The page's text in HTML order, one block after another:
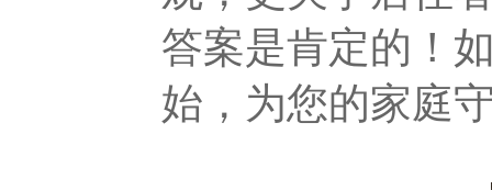
答案是肯定的！
始，为您的家庭